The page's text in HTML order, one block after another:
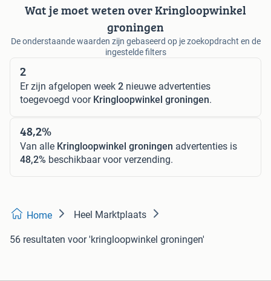
Wat je moet weten over Kringloopwinkel
groningen
De onderstaande waarden zijn gebaseerd op je zoekopdracht en de
ingestelde filters
2
Er zijn afgelopen week 2 nieuwe advertenties
toegevoegd voor Kringloopwinkel groningen.
48,2%
Van alle Kringloopwinkel groningen advertenties is
48,2% beschikbaar voor verzending.
Home Heel Marktplaats
56 resultaten voor 'kringloopwinkel groningen'